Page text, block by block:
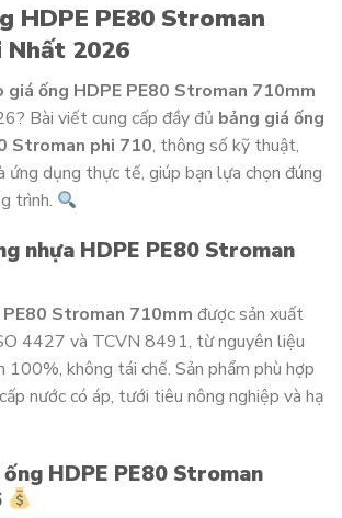
HDPE PE80 Stroman
Nhất 2026
giá ống HDPE PE80 Stroman 710mm
Bài viết cung cấp đầy đủ bảng giá ống
Stroman phi 710, thông số kỹ thuật,
ứng dụng thực tế, giúp bạn lựa chọn đúng
trình.
nhựa HDPE PE80 Stroman
PE80 Stroman 710mm được sản xuất
4427 và TCVN 8491, từ nguyên liệu
100%, không tái chế. Sản phẩm phù hợp
nước có áp, tưới tiêu nông nghiệp và hạ
HDPE PE80 Stroman